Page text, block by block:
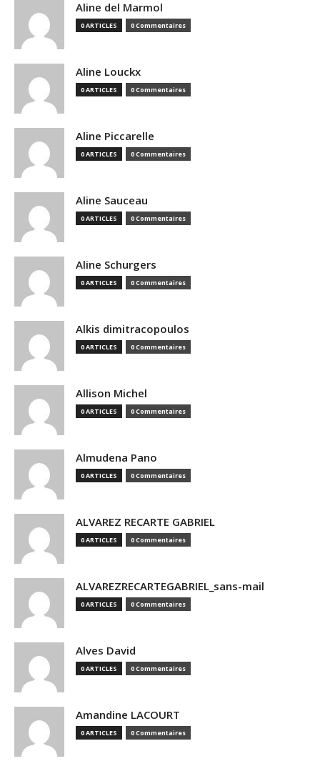
Aline del Marmol
0 ARTICLES 0 Commentaires
Aline Louckx
0 ARTICLES 0 Commentaires
Aline Piccarelle
0 ARTICLES 0 Commentaires
Aline Sauceau
0 ARTICLES 0 Commentaires
Aline Schurgers
0 ARTICLES 0 Commentaires
Alkis dimitracopoulos
0 ARTICLES 0 Commentaires
Allison Michel
0 ARTICLES 0 Commentaires
Almudena Pano
0 ARTICLES 0 Commentaires
ALVAREZ RECARTE GABRIEL
0 ARTICLES 0 Commentaires
ALVAREZRECARTEGABRIEL_sans-mail
0 ARTICLES 0 Commentaires
Alves David
0 ARTICLES 0 Commentaires
Amandine LACOURT
0 ARTICLES 0 Commentaires